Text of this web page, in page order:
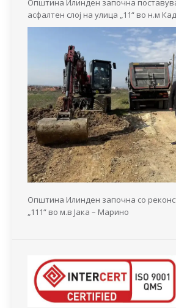
Општина Илинден започна
асфалтен слој на улица „11“ во н.м
Општина Илинден започна со
„111“ во м.в Јака – Марино